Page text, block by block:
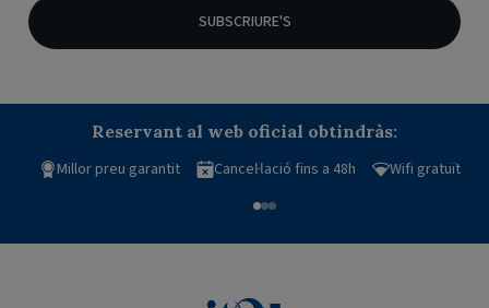
SUBSCRIURE'S
Reservant al web oficial obtindràs:
Millor preu garantit
Cancel·lació fins a 48h Wifi gratuït